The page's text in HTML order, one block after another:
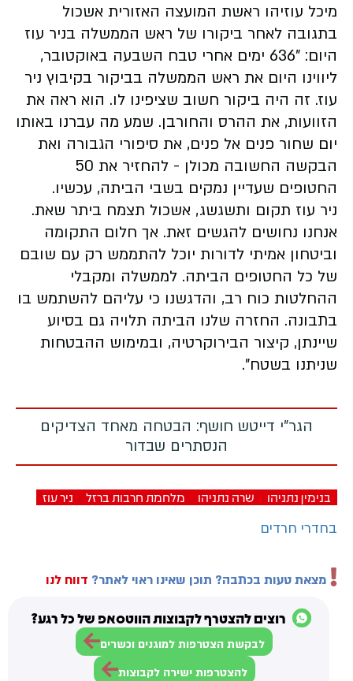
מיכל עוזיהו ראשת המועצה האזורית אשכול
בתגובה לאחר ביקורו של ראש הממשלה בניר עוז
היום: "636 ימים אחרי טבח השבעה באוקטובר,
ליווינו היום את ראש הממשלה בביקור בקיבוץ ניר
עוז. זה היה ביקור חשוב שציפינו לו. הוא ראה את
הזוועות, את ההרס והחורבן. שמע מה עברנו באותו
יום שחור פנים אל פנים, את סיפורי הגבורה ואת
הבקשה החשובה מכולן - להחזיר את 50
החטופים שעדיין נמקים בשבי הביתה, עכשיו.
ניר עוז תקום ותשגשג, אשכול תצמח ביתר שאת.
אנחנו נחושים להגשים זאת. אך חלום התקומה
וביטחון אמיתי לדורות יוכל להתממש רק עם שובם
של כל החטופים הביתה. לממשלה ומקבלי
ההחלטות כוח רב, והדגשנו כי עליהם להשתמש בו
בתבונה. החזרה שלנו הביתה תלויה גם בסיוע
שיינתן, קיצור הבירוקרטיה, ובמימוש ההבטחות
שניתנו בשטח".
הגר"י דייטש חושף: הבטחה מאחד הצדיקים
הנסתרים שבדור
בנימין נתניהו שרה נתניהו מלחמת חרבות ברזל ניר עוז
בחדרי חרדים
מצאת טעות בכתבה? תוכן שאינו ראוי לאתר? דווח לנו
רוצים להצטרף לקבוצות הווטסאפ של כל רגע?
לבקשת הצטרפות למוגנים וכשרים
להצטרפות ישירה לקבוצות